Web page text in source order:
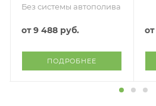
чаша Тёмно-серый
см
Без системы автополива
от9 488 руб.
ПОДРОБНЕЕ
от